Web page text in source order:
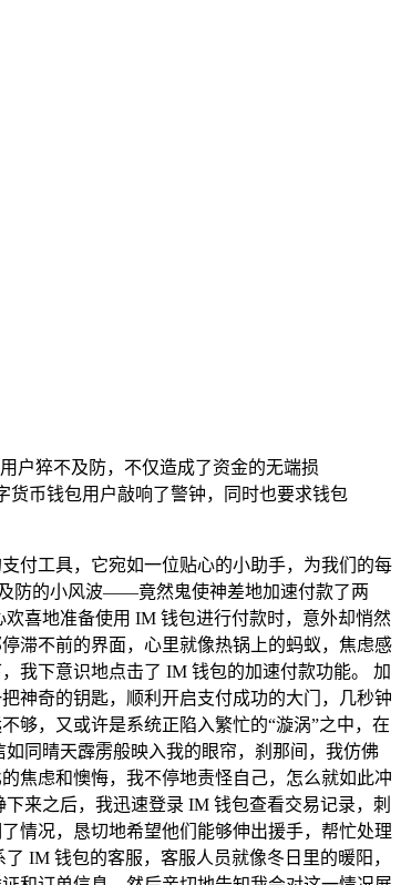
户猝不及防，不仅造成了资金的无端损
货币钱包用户敲响了警钟，同时也要求钱包
付工具，它宛如一位贴心的小助手，为我们的每
防的小风波——竟然鬼使神差地加速付款了两
喜地准备使用 IM 钱包进行付款时，意外却悄然
滞不前的界面，心里就像热锅上的蚂蚁，焦虑感
我下意识地点击了 IM 钱包的加速付款功能。 加
神奇的钥匙，顺利开启支付成功的大门，几秒钟
够，又或许是系统正陷入繁忙的“漩涡”之中，在
同晴天霹雳般映入我的眼帘，刹那间，我仿佛
焦虑和懊悔，我不停地责怪自己，怎么就如此冲
来之后，我迅速登录 IM 钱包查看交易记录，刺
情况，恳切地希望他们能够伸出援手，帮忙处理
IM 钱包的客服，客服人员就像冬日里的暖阳，